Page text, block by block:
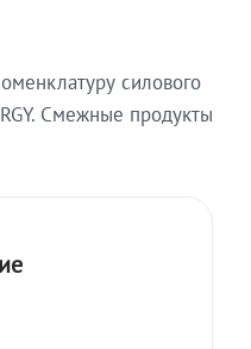
силового
Смежные продукты